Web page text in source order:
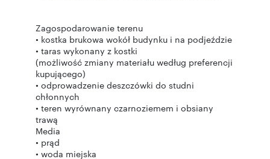
Zagospodarowanie terenu
• kostka brukowa wokół budynku i na podjeździe
• taras wykonany z kostki
(możliwość zmiany materiału według preferencji
kupującego)
• odprowadzenie deszczówki do studni
chłonnych
• teren wyrównany czarnoziemem i obsiany
trawą
Media
• prąd
• woda miejska